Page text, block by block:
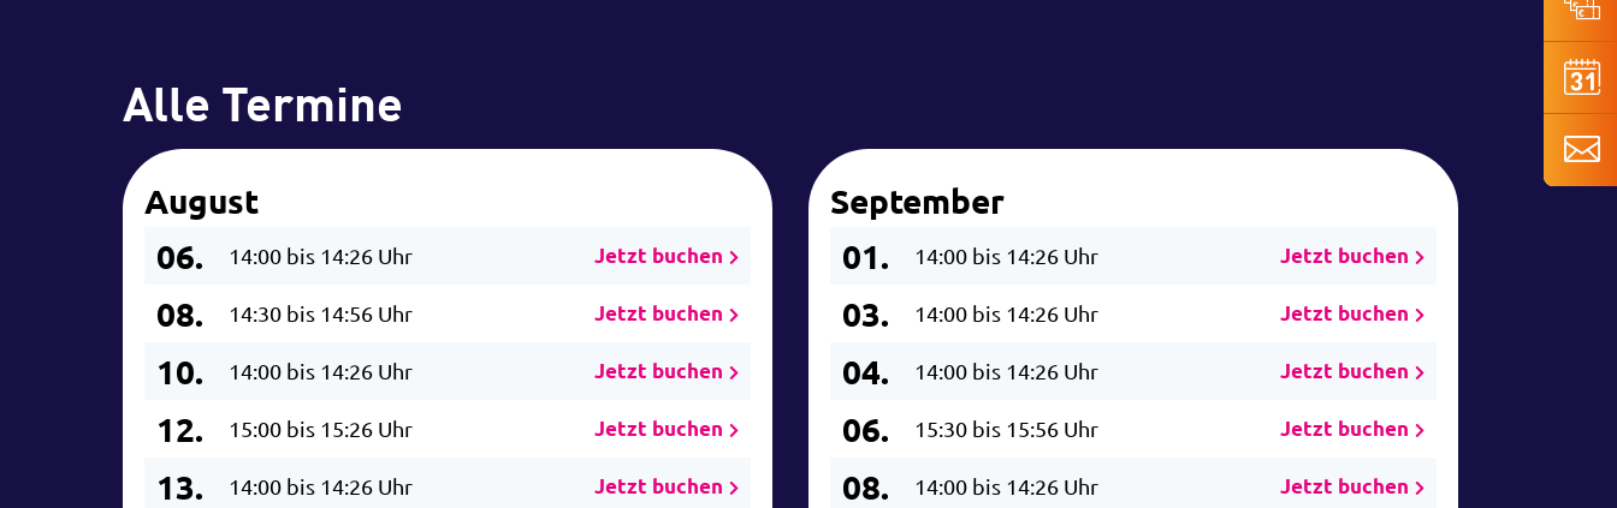
Alle Termine
August
06.
14:00 bis 14:26 Uhr Jetzt buchen
08. 14:30 bis 14:56 Uhr Jetzt buchen
10. 14:00 bis 14:26 Uhr Jetzt buchen
12. 15:00 bis 15:26 Uhr Jetzt buchen
13. 14:00 bis 14:26 Uhr Jetzt buchen
September
01.
14:00 bis 14:26 Uhr Jetzt buchen
03. 14:00 bis 14:26 Uhr Jetzt buchen
04. 14:00 bis 14:26 Uhr Jetzt buchen
06. 15:30 bis 15:56 Uhr Jetzt buchen
08. 14:00 bis 14:26 Uhr Jetzt buchen